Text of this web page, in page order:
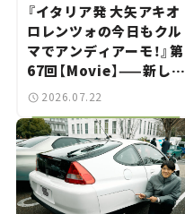
『イタリア発 大矢アキオ
ロレンツォの今日もクル
マでアンディアーモ！』第
67回【Movie】——新しい
スーパーカーショーで起
きた、若者たちの「驚き」
2026.07.22